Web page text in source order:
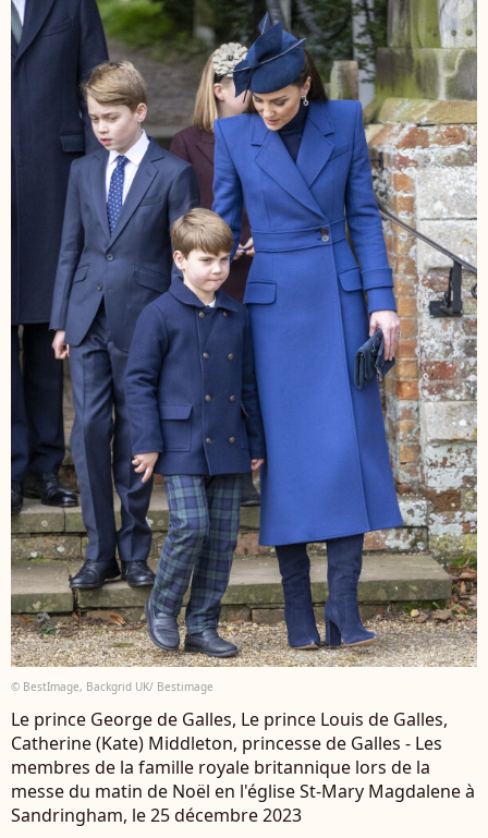
© BestImage, Backgrid UK/ Bestimage
Le prince George de Galles, Le prince Louis de Galles,
Catherine (Kate) Middleton, princesse de Galles - Les
membres de la famille royale britannique lors de la
messe du matin de Noël en l'église St-Mary Magdalene à
Sandringham, le 25 décembre 2023